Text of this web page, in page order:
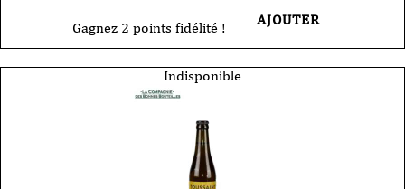
Gagnez 2 points fidélité ! AJOUTER
Indisponible